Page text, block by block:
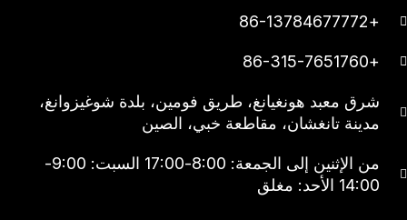
+86-13784677772
+86-315-7651760
شرق معبد هونغيانغ، طريق فومين، بلدة شوغيزوانغ،
مدينة تانغشان، مقاطعة خبي، الصين
من الإثنين إلى الجمعة: 8:00-17:00 السبت: 9:00-
14:00 الأحد: مغلق